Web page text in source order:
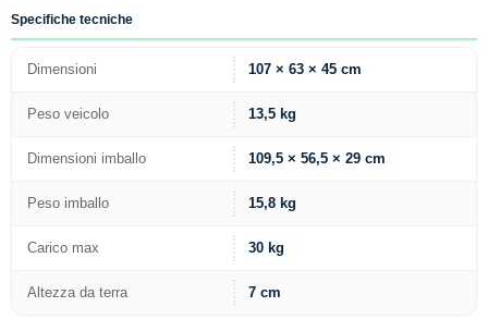
Specifiche tecniche
Dimensioni 107 × 63 × 45 cm
Peso veicolo 13,5 kg
Dimensioni imballo 109,5 × 56,5 × 29 cm
Peso imballo 15,8 kg
Carico max 30 kg
Altezza da terra 7 cm